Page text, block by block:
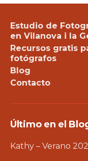
Estudio de
en Vilanova i la
Recursos gratis
fotógrafos
Blog
Contacto
Último en el
Kathy – Verano